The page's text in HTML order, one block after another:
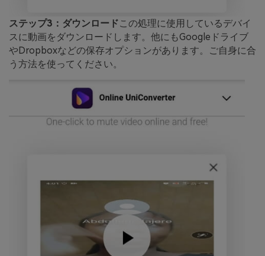
ステップ3：ダウンロードこの処理に使用しているデバイ
スに動画をダウンロードします。他にもGoogleドライブ
やDropboxなどの保存オプションがあります。ご自身に合
う方法を使ってください。